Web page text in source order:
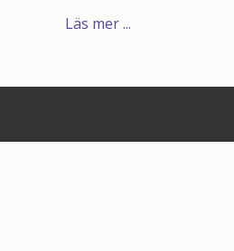
Läs mer ...